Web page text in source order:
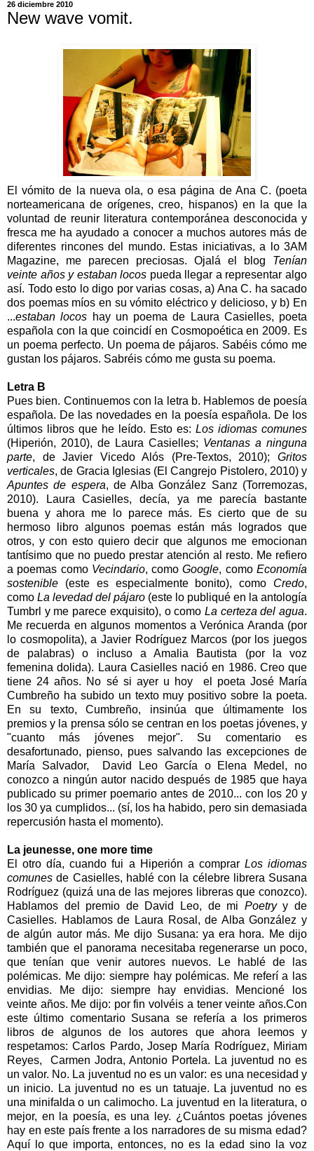
26 diciembre 2010
New wave vomit.
El vómito de la nueva ola, o esa página de Ana C. (poeta
norteamericana de orígenes, creo, hispanos) en la que la
voluntad de reunir literatura contemporánea desconocida y
fresca me ha ayudado a conocer a muchos autores más de
diferentes rincones del mundo. Estas iniciativas, a lo 3AM
Magazine, me parecen preciosas. Ojalá el blog Tenían
veinte años y estaban locos pueda llegar a representar algo
así. Todo esto lo digo por varias cosas, a) Ana C. ha sacado
dos poemas míos en su vómito eléctrico y delicioso, y b) En
...estaban locos hay un poema de Laura Casielles, poeta
española con la que coincidí en Cosmopoética en 2009. Es
un poema perfecto. Un poema de pájaros. Sabéis cómo me
gustan los pájaros. Sabréis cómo me gusta su poema.
Letra B
Pues bien. Continuemos con la letra b. Hablemos de poesía
española. De las novedades en la poesía española. De los
últimos libros que he leído. Esto es: Los idiomas comunes
(Hiperión, 2010), de Laura Casielles; Ventanas a ninguna
parte, de Javier Vicedo Alós (Pre-Textos, 2010); Gritos
verticales, de Gracia Iglesias (El Cangrejo Pistolero, 2010) y
Apuntes de espera, de Alba González Sanz (Torremozas,
2010). Laura Casielles, decía, ya me parecía bastante
buena y ahora me lo parece más. Es cierto que de su
hermoso libro algunos poemas están más logrados que
otros, y con esto quiero decir que algunos me emocionan
tantísimo que no puedo prestar atención al resto. Me refiero
a poemas como Vecindario, comoGoogle, comoEconomía
sostenible (este es especialmente bonito), como Credo,
como La levedad del pájaro (este lo publiqué en la antología
Tumbrl y me parece exquisito), o como La certeza del agua.
Me recuerda en algunos momentos a Verónica Aranda (por
lo cosmopolita), a Javier Rodríguez Marcos (por los juegos
de palabras) o incluso a Amalia Bautista (por la voz
femenina dolida). Laura Casielles nació en 1986. Creo que
tiene 24 años. No sé si ayer u hoy el poeta José María
Cumbreño ha subido un texto muy positivo sobre la poeta.
En su texto, Cumbreño, insinúa que últimamente los
premios y la prensa sólo se centran en los poetas jóvenes, y
"cuanto más jóvenes mejor". Su comentario es
desafortunado, pienso, pues salvando las excepciones de
María Salvador, David Leo García o Elena Medel, no
conozco a ningún autor nacido después de 1985 que haya
publicado su primer poemario antes de 2010... con los 20 y
los 30 ya cumplidos... (sí, los ha habido, pero sin demasiada
repercusión hasta el momento).
La jeunesse, one more time
El otro día, cuando fui a Hiperión a comprar Los idiomas
comunesde Casielles, hablé con la célebre librera Susana
Rodríguez (quizá una de las mejores libreras que conozco).
Hablamos del premio de David Leo, de mi Poetryy de
Casielles. Hablamos de Laura Rosal, de Alba González y
de algún autor más. Me dijo Susana: ya era hora. Me dijo
también que el panorama necesitaba regenerarse un poco,
que tenían que venir autores nuevos. Le hablé de las
polémicas. Me dijo: siempre hay polémicas. Me referí a las
envidias. Me dijo: siempre hay envidias. Mencioné los
veinte años. Me dijo: por fin volvéis a tener veinte años.Con
este último comentario Susana se refería a los primeros
libros de algunos de los autores que ahora leemos y
respetamos: Carlos Pardo, Josep María Rodríguez, Miriam
Reyes, Carmen Jodra, Antonio Portela. La juventud no es
un valor. No. La juventud no es un valor: es una necesidad y
un inicio. La juventud no es un tatuaje. La juventud no es
una minifalda o un calimocho. La juventud en la literatura, o
mejor, en la poesía, es una ley. ¿Cuántos poetas jóvenes
hay en este país frente a los narradores de su misma edad?
Aquí lo que importa, entonces, no es la edad sino la voz